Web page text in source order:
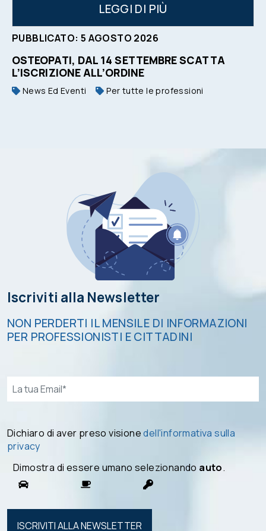
LEGGI DI PIÙ
PUBBLICATO: 5 AGOSTO 2026
OSTEOPATI, DAL 14 SETTEMBRE SCATTA
L’ISCRIZIONE ALL’ORDINE
News Ed Eventi Per tutte le professioni
Iscriviti alla Newsletter
NON PERDERTI IL MENSILE DI INFORMAZIONI
PER PROFESSIONISTI E CITTADINI
Email*
Dichiaro di aver preso visionedell'informativa sulla
privacy
Dimostra di essere umano selezionando auto.
Si prega di
lasciare